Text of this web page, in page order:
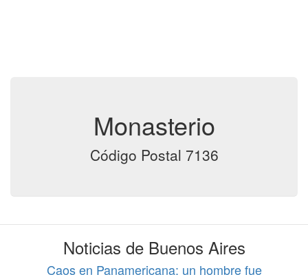
Monasterio
Código Postal 7136
Noticias de Buenos Aires
Caos en Panamericana: un hombre fue